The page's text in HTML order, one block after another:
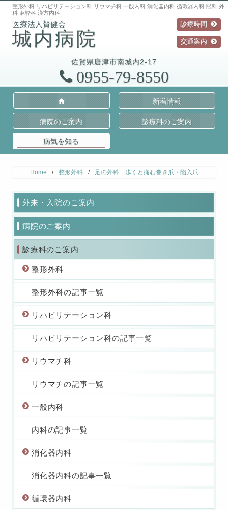
城内病院
整形外科 リハビリテーション科 リウマチ科 一般内科 消化器内科 循環器内科 眼科 外
科 麻酔科 漢方内科
佐賀県唐津市南城内2-17
0955-79-8550
診療時間
交通案内
新着情報
病院のご案内 診療科のご案内
病気を知る
Home / 整形外科 / 足の外科 歩くと痛む巻き爪・陥入爪
外来・入院のご案内
病院のご案内
診療科のご案内
整形外科
整形外科の記事一覧
リハビリテーション科
リハビリテーション科の記事一覧
リウマチ科
リウマチの記事一覧
一般内科
内科の記事一覧
消化器内科
消化器内科の記事一覧
循環器内科